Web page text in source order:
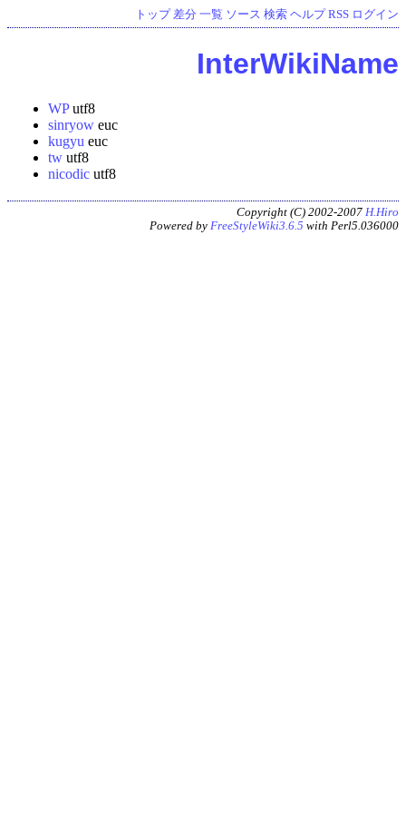
トップ 差分 一覧 ソース 検索 ヘルプ RSS ログイン
InterWikiName
WPutf8
sinryow euc
kugyu euc
tw utf8
nicodic utf8
Copyright (C) 2002-2007 H.Hiro
Powered by FreeStyleWiki3.6.5 with Perl5.036000